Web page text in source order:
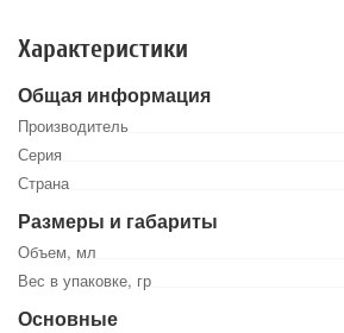
Характеристики
Общая информация
Производитель
Серия
Страна
Размеры и габариты
Объем, мл
Вес в упаковке, гр
Основные